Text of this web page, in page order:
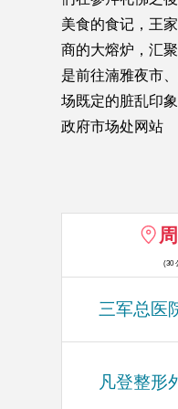
美食的食记，王
商的大熔炉，汇
是前往湳雅夜市
场既定的脏乱印
政府市场处网站
(30
三军总医
凡登整形